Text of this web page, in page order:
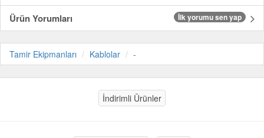
Ürün Yorumları
İlk yorumu sen yap
Tamir Ekipmanları Kablolar -
İndirimli Ürünler